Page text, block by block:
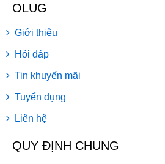
OLUG
Giới thiệu
Hỏi đáp
Tin khuyến mãi
Tuyển dụng
Liên hệ
QUY ĐỊNH CHUNG